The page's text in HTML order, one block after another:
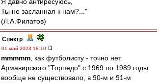
Ты не засланная к нам?..."
(Л.А.Филатов)
Спектр -
01 май 2023 18:10
mmmmm , как футболисту - точно нет.
Армавирского "Торпедо" с 1969 по 1989 годы
вообще не существовало, в 90-м и 91-м